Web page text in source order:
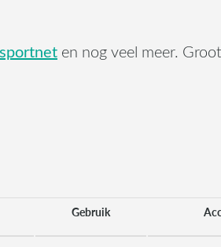
en nog veel meer.
Gebruik